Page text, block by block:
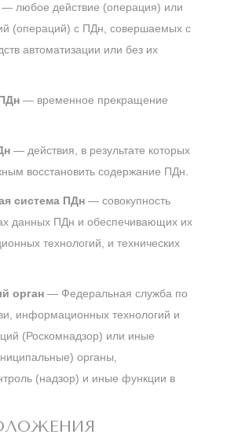
— любое действие (операция) или
(операций) с ПДн, совершаемых с
автоматизации или без их
— временное прекращение
— действия, в результате которых
восстановить содержание ПДн.
система ПДн — совокупность
данных ПДн и обеспечивающих их
технологий, и технических
орган — Федеральная служба по
информационных технологий и
(Роскомнадзор) или иные
органы,
(надзор) и иные функции в